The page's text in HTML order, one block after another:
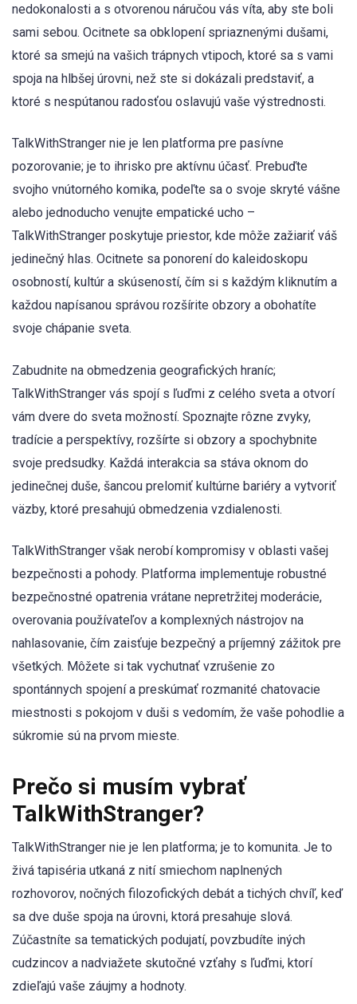
nedokonalosti a s otvorenou náručou vás víta, aby ste boli
sami sebou. Ocitnete sa obklopení spriaznenými dušami,
ktoré sa smejú na vašich trápnych vtipoch, ktoré sa s vami
spoja na hlbšej úrovni, než ste si dokázali predstaviť, a
ktoré s nespútanou radosťou oslavujú vaše výstrednosti.
TalkWithStranger nie je len platforma pre pasívne
pozorovanie; je to ihrisko pre aktívnu účasť. Prebuďte
svojho vnútorného komika, podeľte sa o svoje skryté vášne
alebo jednoducho venujte empatické ucho –
TalkWithStranger poskytuje priestor, kde môže zažiariť váš
jedinečný hlas. Ocitnete sa ponorení do kaleidoskopu
osobností, kultúr a skúseností, čím si s každým kliknutím a
každou napísanou správou rozšírite obzory a obohatíte
svoje chápanie sveta.
Zabudnite na obmedzenia geografických hraníc;
TalkWithStranger vás spojí s ľuďmi z celého sveta a otvorí
vám dvere do sveta možností. Spoznajte rôzne zvyky,
tradície a perspektívy, rozšírte si obzory a spochybnite
svoje predsudky. Každá interakcia sa stáva oknom do
jedinečnej duše, šancou prelomiť kultúrne bariéry a vytvoriť
väzby, ktoré presahujú obmedzenia vzdialenosti.
TalkWithStranger však nerobí kompromisy v oblasti vašej
bezpečnosti a pohody. Platforma implementuje robustné
bezpečnostné opatrenia vrátane nepretržitej moderácie,
overovania používateľov a komplexných nástrojov na
nahlasovanie, čím zaisťuje bezpečný a príjemný zážitok pre
všetkých. Môžete si tak vychutnať vzrušenie zo
spontánnych spojení a preskúmať rozmanité chatovacie
miestnosti s pokojom v duši s vedomím, že vaše pohodlie a
súkromie sú na prvom mieste.
Prečo si musím vybrať
TalkWithStranger?
TalkWithStranger nie je len platforma; je to komunita. Je to
živá tapiséria utkaná z nití smiechom naplnených
rozhovorov, nočných filozofických debát a tichých chvíľ, keď
sa dve duše spoja na úrovni, ktorá presahuje slová.
Zúčastníte sa tematických podujatí, povzbudíte iných
cudzincov a nadviažete skutočné vzťahy s ľuďmi, ktorí
zdieľajú vaše záujmy a hodnoty.